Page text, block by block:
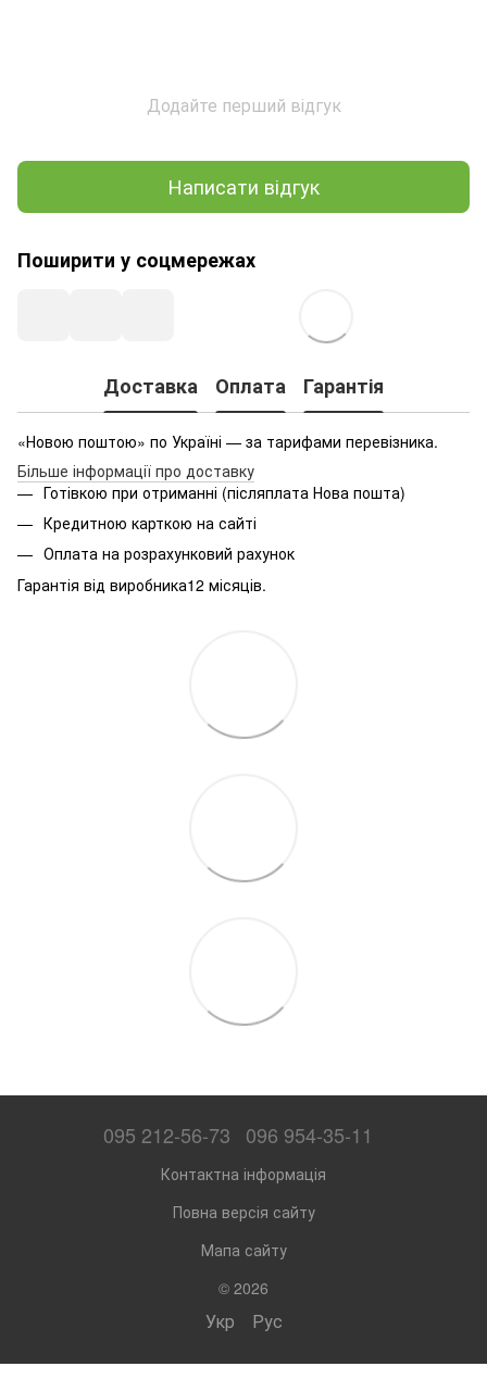
Додайте перший відгук
Написати відгук
Поширити у соцмережах
Доставка Оплата Гарантія
«Новою поштою» по Україні — за тарифами перевізника.
Більше інформації про доставку
Готівкою при отриманні (післяплата Нова пошта)
Кредитною карткою на сайті
Оплата на розрахунковий рахунок
Гарантія від виробника12 місяців.
095 212-56-73 096 954-35-11
Контактна інформація
Повна версія сайту
Мапа сайту
© 2026
Укр Рус